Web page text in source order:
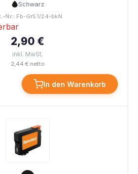
Schwarz
Nr.: Fb-Gr51/24-bkN
2,90 €
inkl. MwSt.
2,44 € netto
In den Warenkorb